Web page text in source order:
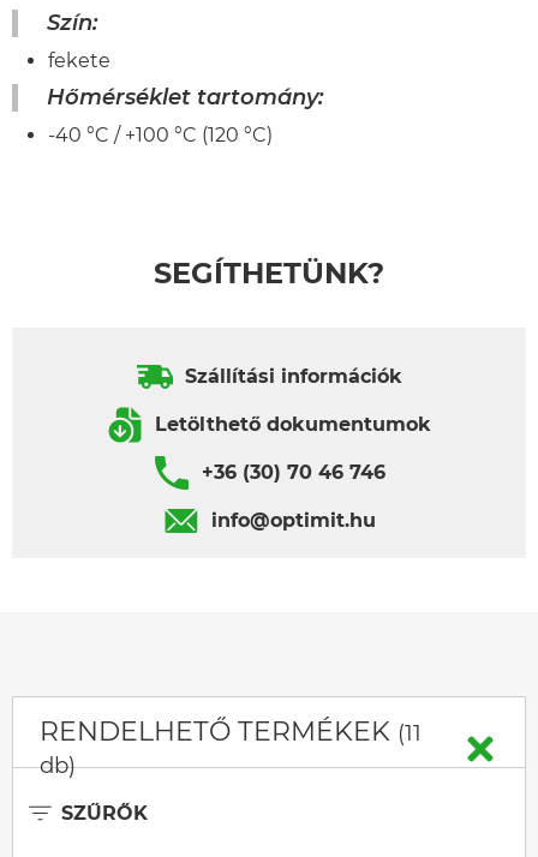
Szín:
fekete
Hőmérséklet tartomány:
-40 °C / +100 °C (120 °C)
SEGÍTHETÜNK?
Szállítási információk
Letölthető dokumentumok
+36 (30) 70 46 746
info@optimit.hu
RENDELHETŐ TERMÉKEK (11
db)
SZŰRŐK